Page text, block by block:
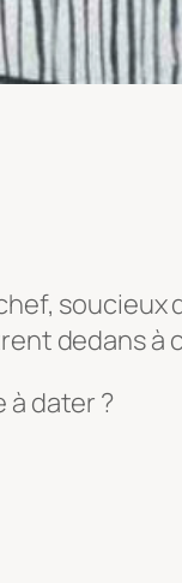
dedans à
à dater ?